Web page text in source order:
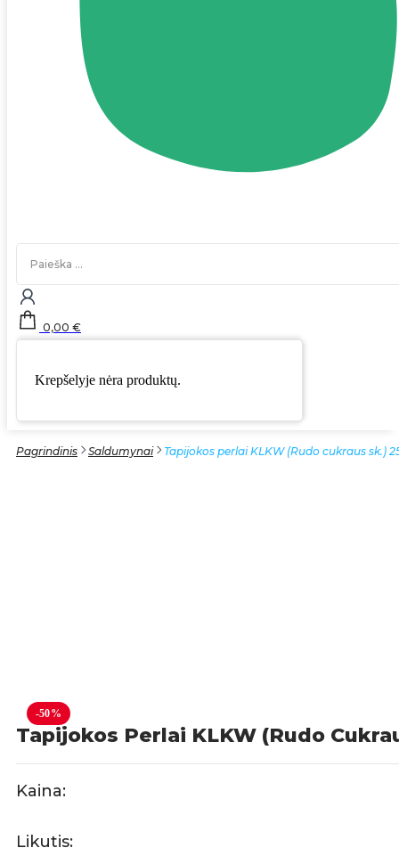
Search
0,00 €
Krepšelyje nėra produktų.
Pagrindinis Saldumynai Tapijokos perlai KLKW (Rudo cukraus sk.)
-50%
Tapijokos Perlai KLKW (Rudo
Kaina:
Likutis: